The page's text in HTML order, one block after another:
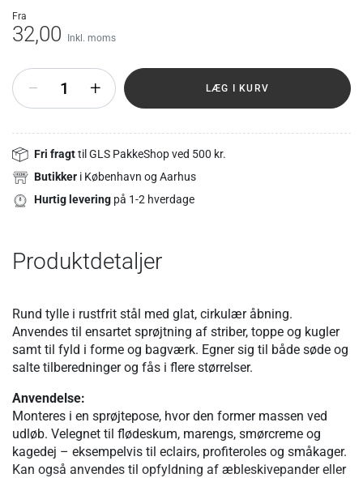
fra
32,00 Inkl. moms
+ LÆG I KURV
Fri fragttil GLS PakkeShop ved 500 kr.
Butikker i København og Aarhus
Hurtig levering på 1-2 hverdage
Produktdetaljer
Rund tylle i rustfrit stål med glat, cirkulær åbning.
Anvendes til ensartet sprøjtning af striber, toppe og kugler
samt til fyld i forme og bagværk. Egner sig til både søde og
salte tilberedninger og fås i flere størrelser.
Anvendelse:
Monteres i en sprøjtepose, hvor den former massen ved
udløb. Velegnet til flødeskum, marengs, smørcreme og
kagedej – eksempelvis til eclairs, profiteroles og småkager.
Kan også anvendes til opfyldning af æbleskivepander eller